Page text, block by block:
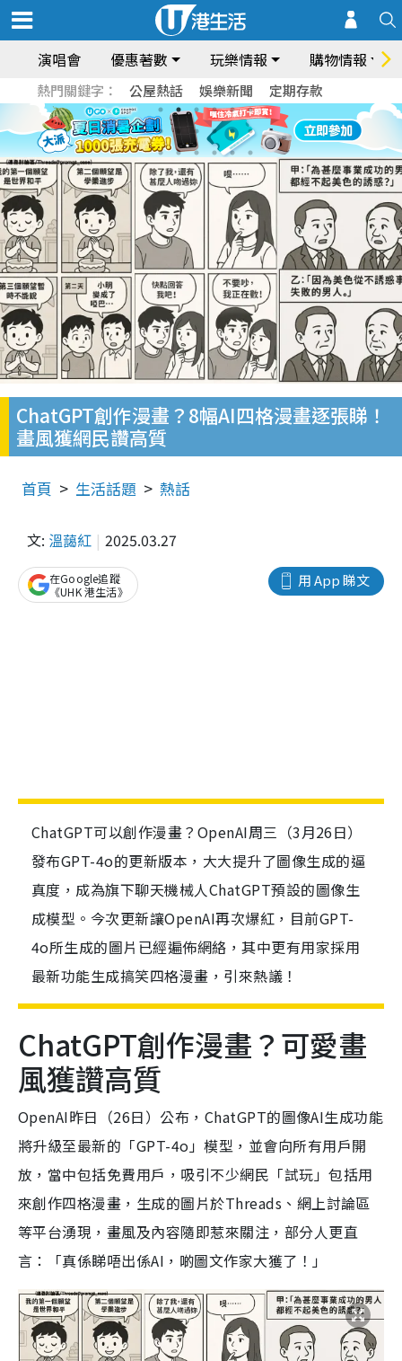
演唱會 優惠著數 玩樂情報 購物情報
熱門關鍵字： 公屋熱話 娛樂新聞 定期存款
ChatGPT創作漫畫？8幅AI四格漫畫逐張睇！
畫風獲網民讚高質
首頁 生活話題 熱話
文: 溫藹紅 2025.03.27
用 App 睇文
在Google追蹤
《UHK 港生活》
ChatGPT可以創作漫畫？OpenAI周三（3月26日）
發布GPT-4o的更新版本，大大提升了圖像生成的逼
真度，成為旗下聊天機械人ChatGPT預設的圖像生
成模型。今次更新讓OpenAI再次爆紅，目前GPT-
4o所生成的圖片已經遍佈網絡，其中更有用家採用
最新功能生成搞笑四格漫畫，引來熱議！
ChatGPT創作漫畫？可愛畫
風獲讚高質
OpenAI昨日（26日）公布，ChatGPT的圖像AI生成功能
將升級至最新的「GPT-4o」模型，並會向所有用戶開
放，當中包括免費用戶，吸引不少網民「試玩」包括用
來創作四格漫畫，生成的圖片於Threads、網上討論區
等平台湧現，畫風及內容隨即惹來關注，部分人更直
言：「真係睇唔出係AI，啲圖文作家大獲了！」